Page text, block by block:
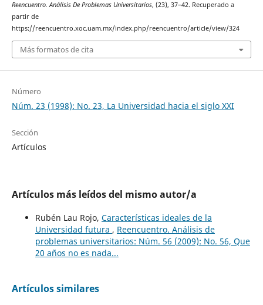
Reencuentro. Análisis De Problemas Universitarios, (23), 37–42. Recuperado a
partir de
https://reencuentro.xoc.uam.mx/index.php/reencuentro/article/view/324
Más formatos de cita
Número
Núm. 23 (1998): No. 23, La Universidad hacia el siglo XXI
Sección
Artículos
Artículos más leídos del mismo autor/a
Rubén Lau Rojo, Características ideales de la
Universidad futura , Reencuentro. Análisis de
problemas universitarios: Núm. 56 (2009): No. 56, Que
20 años no es nada...
Artículos similares